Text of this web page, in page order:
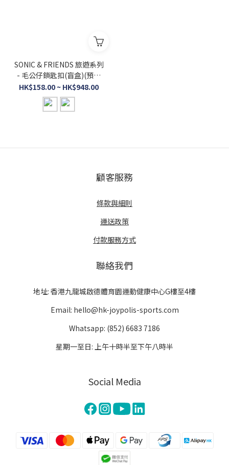
SONIC & FRIENDS 旅遊系列
- 毛公仔鎖匙扣(盲盒)(預售
截止至 8 月 23 日)
HK$158.00 ~ HK$948.00
顧客服務
條款與細則
運送政策
付款服務方式
聯絡我們
地址: 香港九龍城啟德體育園運動健康中心G樓至4樓
Email: hello@hk-joypolis-sports.com
Whatsapp: (852) 6683 7186
星期一至日: 上午十時半至下午八時半
Social Media